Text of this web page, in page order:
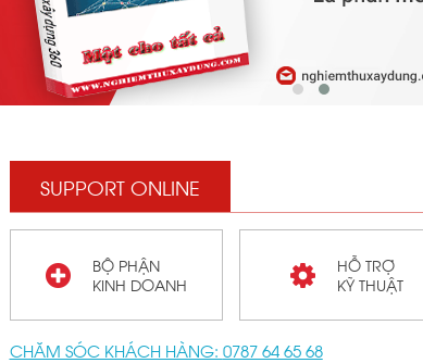
SUPPORT ONLINE
BỘ PHẬN
KINH DOANH
HỖ TRỢ
KỸ THUẬT
CHĂM SÓC KHÁCH HÀNG: 0787 64 65 68